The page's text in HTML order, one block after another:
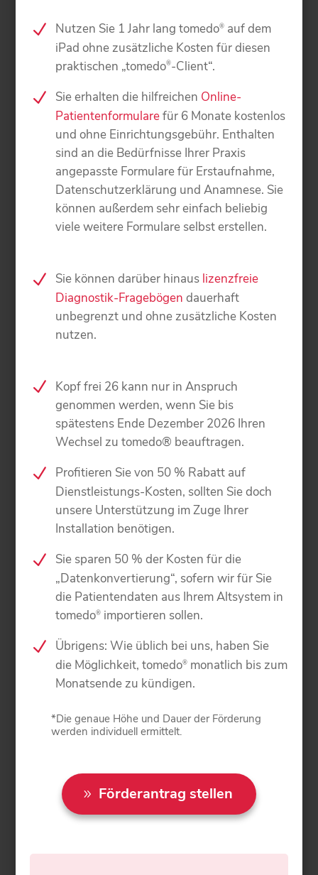
Nutzen Sie 1 Jahr lang tomedo® auf dem
iPad ohne zusätzliche Kosten für diesen
praktischen „tomedo®-Client“.
Sie erhalten die hilfreichen Online-
Patientenformularefür 6 Monate kostenlos
und ohne Einrichtungsgebühr. Enthalten
sind an die Bedürfnisse Ihrer Praxis
angepasste Formulare für Erstaufnahme,
Datenschutzerklärung und Anamnese. Sie
können außerdem sehr einfach beliebig
viele weitere Formulare selbst erstellen.
Sie können darüber hinaus lizenzfreie
Diagnostik-Fragebögendauerhaft
unbegrenzt und ohne zusätzliche Kosten
nutzen.
Kopf frei 26 kann nur in Anspruch
genommen werden, wenn Sie bis
spätestens Ende Dezember 2026 Ihren
Wechsel zu tomedo® beauftragen.
Profitieren Sie von 50 % Rabatt auf
Dienstleistungs-Kosten, sollten Sie doch
unsere Unterstützung im Zuge Ihrer
Installation benötigen.
Sie sparen 50 % der Kosten für die
„Datenkonvertierung“, sofern wir für Sie
die Patientendaten aus Ihrem Altsystem in
tomedo® importieren sollen.
Übrigens: Wie üblich bei uns, haben Sie
die Möglichkeit, tomedo® monatlich bis zum
Monatsende zu kündigen.
*Die genaue Höhe und Dauer der Förderung
werden individuell ermittelt.
Förderantrag stellen